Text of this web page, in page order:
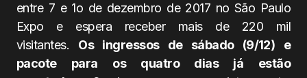
entre 7 e 1o de dezembro de 2017 no São Paulo
Expo e espera receber mais de 220 mil
visitantes. Os ingressos de sábado (9/12) e
pacote para os quatro dias já estão